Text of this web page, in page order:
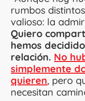
rumbos
valioso: la
Quiero
hemos
relación. No
simplemente
quieren, pero
necesitan